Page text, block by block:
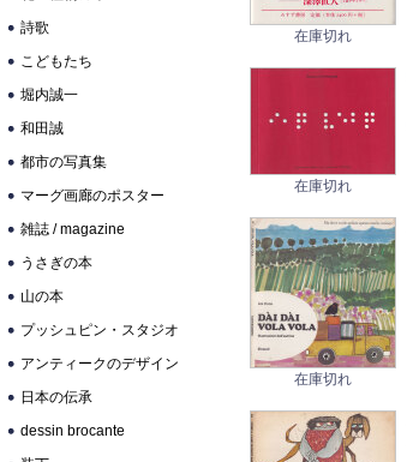
詩歌
こどもたち
堀内誠一
和田誠
都市の写真集
マーグ画廊のポスター
雑誌 / magazine
うさぎの本
山の本
プッシュピン・スタジオ
アンティークのデザイン
日本の伝承
dessin brocante
在庫切れ
在庫切れ
在庫切れ